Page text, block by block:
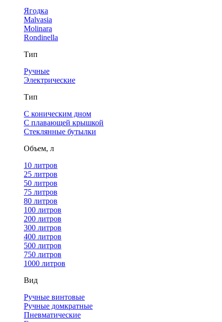
Ягодка
Malvasia
Molinara
Rondinella
Тип
Ручные
Электрические
Тип
С коническим дном
С плавающей крышкой
Стеклянные бутылки
Объем, л
10 литров
25 литров
50 литров
75 литров
80 литров
100 литров
200 литров
300 литров
400 литров
500 литров
750 литров
1000 литров
Вид
Ручные винтовые
Ручные домкратные
Пневматические